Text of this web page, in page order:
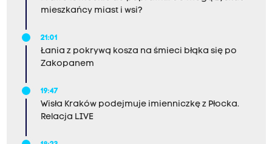
mieszkańcy miast i wsi?
21:01
Łania z pokrywą kosza na śmieci błąka się po
Zakopanem
19:47
Wisła Kraków podejmuje imienniczkę z Płocka.
Relacja LIVE